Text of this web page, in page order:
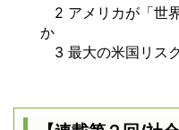
2 アメリカが「世
か
3 最大の米国リス